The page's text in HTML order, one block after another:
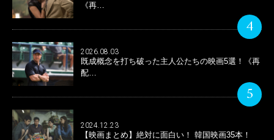
《再…
4
2026.08.03
既成概念を打ち破った主人公たちの映画5選！《再
配…
5
2024.12.23
【映画まとめ】絶対に面白い！ 韓国映画35本！